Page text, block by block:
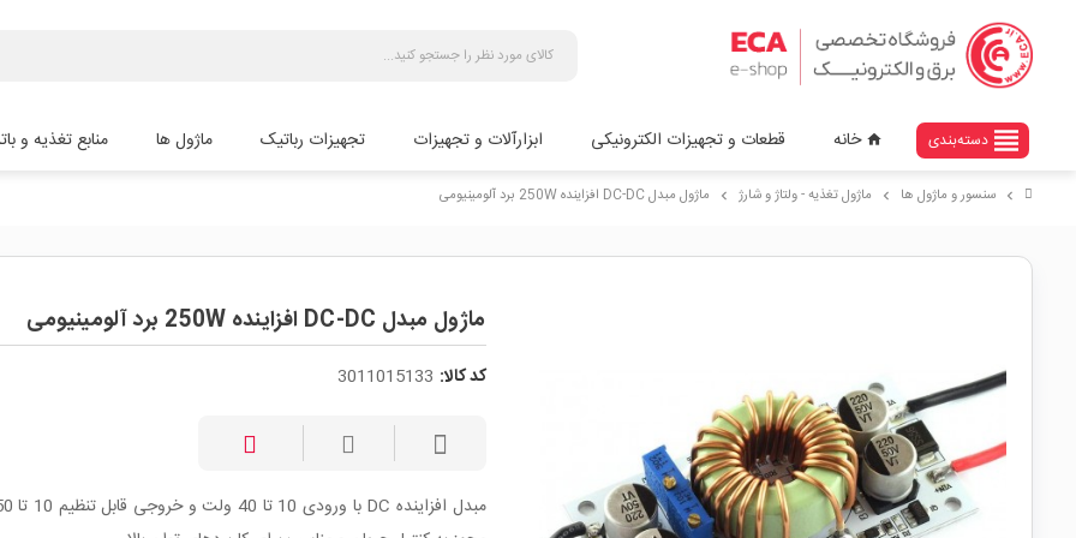
view_headline دسته‌بندی home خانه قطعات و تجهیزات الکترونیکی ابزارآلات و تجهیزات تجهیزات رباتیک ماژول ها منابع تغذیه و
chevron_right سنسور و ماژول ها chevron_right ماژول تغذیه - ولتاژ و شارژ chevron_right ماژول مبدل DC-DC افزاینده 250W برد آلومینیومی
ماژول مبدل DC-DC افزاینده 250W برد آلومینیومی
کد کالا: 3011015133